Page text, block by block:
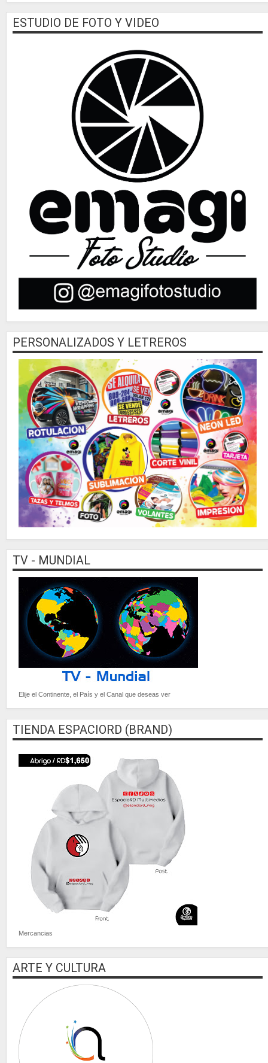
ESTUDIO DE FOTO Y VIDEO
PERSONALIZADOS Y LETREROS
TV - MUNDIAL
Elije el Continente, el País y el Canal que deseas ver
TIENDA ESPACIORD (BRAND)
Mercancias
ARTE Y CULTURA